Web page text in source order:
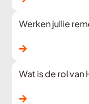
Werken jullie
Lees verder
Wat is de rol van
Lees verder